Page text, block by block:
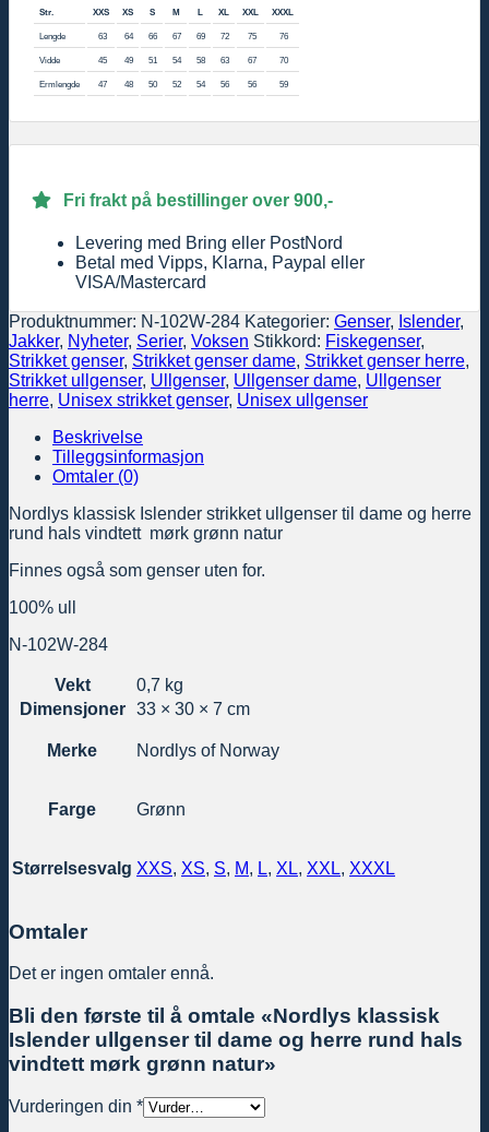
Str. XXS XS S M L XL XXL XXXL
Lengde 63 64 66 67 69 72 75 76
Vidde 45 49 51 54 58 63 67 70
Ermlengde 47 48 50 52 54 56 56 59
Fri frakt på bestillinger over 900,-
Levering med Bring eller PostNord
Betal med Vipps, Klarna, Paypal eller
VISA/Mastercard
Produktnummer: N-102W-284 Kategorier: Genser, Islender,
Jakker, Nyheter, Serier, Voksen Stikkord: Fiskegenser,
Strikket genser, Strikket genser dame, Strikket genser herre,
Strikket ullgenser, Ullgenser, Ullgenser dame, Ullgenser
herre, Unisex strikket genser, Unisex ullgenser
Beskrivelse
Tilleggsinformasjon
Omtaler (0)
Nordlys klassisk Islender strikket ullgenser til dame og herre
rund hals vindtett mørk grønn natur
Finnes også som genser uten for.
100% ull
N-102W-284
Vekt
0,7 kg
Dimensjoner
33 × 30 × 7 cm
Merke Nordlys of Norway
Farge Grønn
Størrelsesvalg XXS, XS, S, M, L, XL, XXL, XXXL
Omtaler
Det er ingen omtaler ennå.
Bli den første til å omtale «Nordlys klassisk
Islender ullgenser til dame og herre rund hals
vindtett mørk grønn natur»
Vurderingen din *